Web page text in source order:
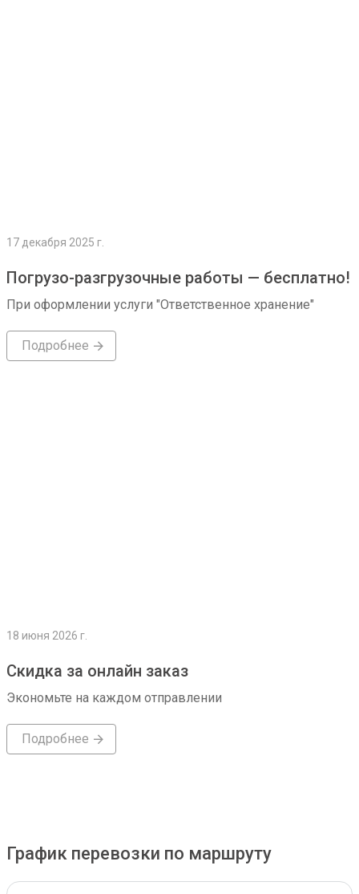
17 декабря 2025 г.
Погрузо-разгрузочные работы — бесплатно!
При оформлении услуги "Ответственное хранение"
Подробнее
18 июня 2026 г.
Скидка за онлайн заказ
Экономьте на каждом отправлении
Подробнее
График перевозки по маршруту